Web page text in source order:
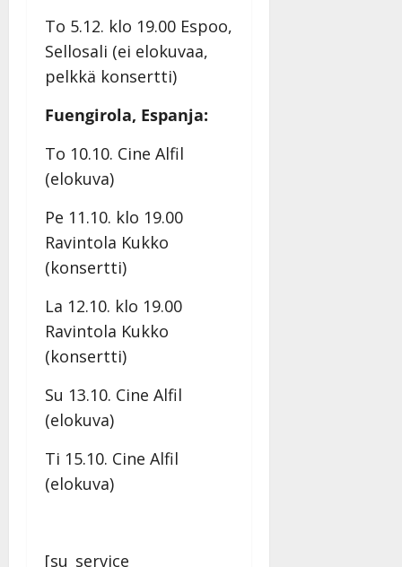
To 5.12. klo 19.00 Espoo,
Sellosali (ei elokuvaa,
pelkkä konsertti)
Fuengirola, Espanja:
To 10.10. Cine Alfil
(elokuva)
Pe 11.10. klo 19.00
Ravintola Kukko
(konsertti)
La 12.10. klo 19.00
Ravintola Kukko
(konsertti)
Su 13.10. Cine Alfil
(elokuva)
Ti 15.10. Cine Alfil
(elokuva)
[su_service